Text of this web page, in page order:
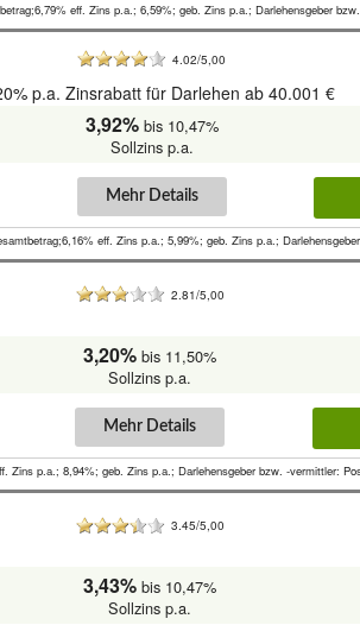
eff. Zins p.a.; 6,59%; geb. Zins p.a.; Darlehensgeber
4.02/5,00
p.a. Zinsrabatt für Darlehen ab 40.001 €
3,92% bis 10,47%
Sollzins p.a.
Mehr Details
eff. Zins p.a.; 5,99%; geb. Zins p.a.;
2.81/5,00
3,20% bis 11,50%
Sollzins p.a.
Mehr Details
p.a.; 8,94%; geb. Zins p.a.; Darlehensgeber bzw. -vermittler:
3.45/5,00
3,43% bis 10,47%
Sollzins p.a.